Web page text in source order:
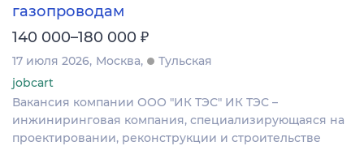
газопроводам
140 000–180 000 ₽
17 июля 2026 Москва
Тульская
jobcart
Вакансия компании ООО "ИК ТЭС" ИК ТЭС –
инжиниринговая компания, специализирующаяся на
проектировании, реконструкции и строительстве